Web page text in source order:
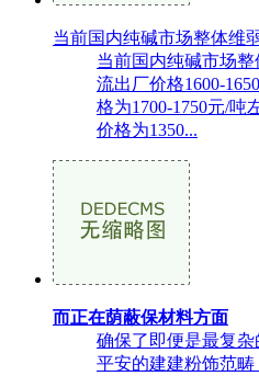
当前国内纯碱市场整体维
当前国内纯碱市场
流出厂价格1600-
格为1700-1750元/吨
价格为1350...
而正在荫蔽保材料方面
确保了即便是最复
平安的建建粉饰范